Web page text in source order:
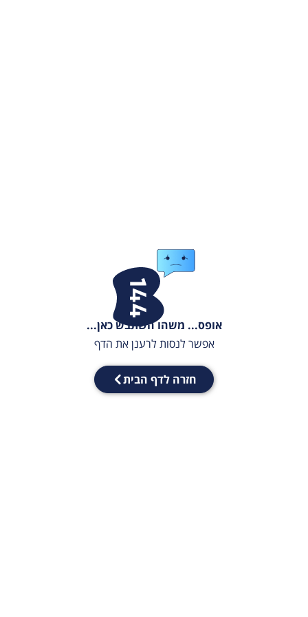
אופס... משהו השתבש כאן...
אפשר לנסות לרענן את הדף
חזרה לדף הבית